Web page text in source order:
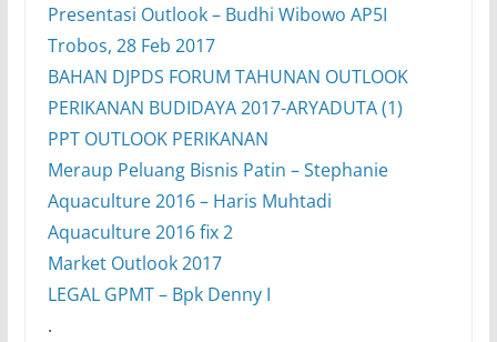
Presentasi Outlook – Budhi Wibowo AP5I
Trobos, 28 Feb 2017
BAHAN DJPDS FORUM TAHUNAN OUTLOOK
PERIKANAN BUDIDAYA 2017-ARYADUTA (1)
PPT OUTLOOK PERIKANAN
Meraup Peluang Bisnis Patin – Stephanie
Aquaculture 2016 – Haris Muhtadi
Aquaculture 2016 fix 2
Market Outlook 2017
LEGAL GPMT – Bpk Denny I
.